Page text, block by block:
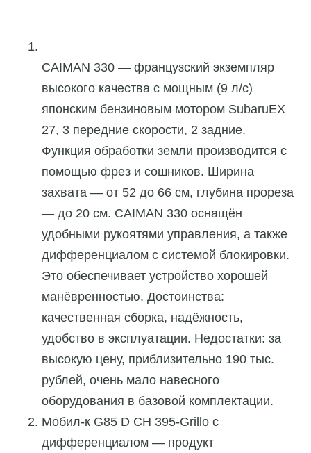
CAIMAN 330 — французский экземпляр
высокого качества с мощным (9 л/с)
японским бензиновым мотором SubaruEX
27, 3 передние скорости, 2 задние.
Функция обработки земли производится с
помощью фрез и сошников. Ширина
захвата — от 52 до 66 см, глубина прореза
— до 20 см. CAIMAN 330 оснащён
удобными рукоятями управления, а также
дифференциалом с системой блокировки.
Это обеспечивает устройство хорошей
манёвренностью. Достоинства:
качественная сборка, надёжность,
удобство в эксплуатации. Недостатки: за
высокую цену, приблизительно 190 тыс.
рублей, очень мало навесного
оборудования в базовой комплектации.
Мобил-к G85 D CH 395-Grillo с
дифференциалом — продукт